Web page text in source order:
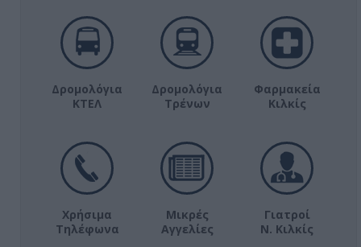
Δρομολόγια
ΚΤΕΛ
Δρομολόγια
Τρένων
Φαρμακεία
Κιλκίς
Χρήσιμα
Τηλέφωνα
Μικρές
Αγγελίες
Γιατροί
Ν. Κιλκίς